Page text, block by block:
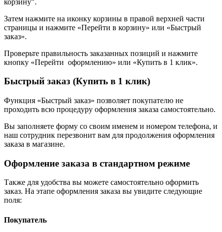
Затем нажмите на иконку корзины в правой верхней части
страницы и нажмите «Перейти в корзину» или «Быстрый
заказ».
Проверьте правильность заказанных позиций и нажмите
кнопку «Перейти оформлению» или «Купить в 1 клик».
Быстрый заказ (Купить в 1 клик)
Функция «Быстрый заказ» позволяет покупателю не
проходить всю процедуру оформления заказа самостоятельно.
Вы заполняете форму со своим именем и номером телефона, и
наш сотрудник перезвонит вам для продолжения оформления
заказа в магазине.
Оформление заказа в стандартном режиме
Также для удобства вы можете самостоятельно оформить
заказ. На этапе оформления заказа вы увидите следующие
поля:
Покупатель